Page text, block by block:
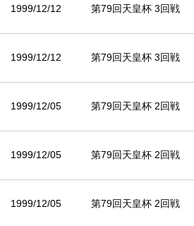
1999/12/12 第79回天皇杯 3回戦
1999/12/12 第79回天皇杯 3回戦
1999/12/05 第79回天皇杯 2回戦
1999/12/05 第79回天皇杯 2回戦
1999/12/05 第79回天皇杯 2回戦